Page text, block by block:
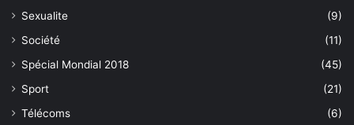
Sexualite
(9)
Société
(11)
Spécial Mondial 2018
(45)
Sport
(21)
Télécoms
(6)